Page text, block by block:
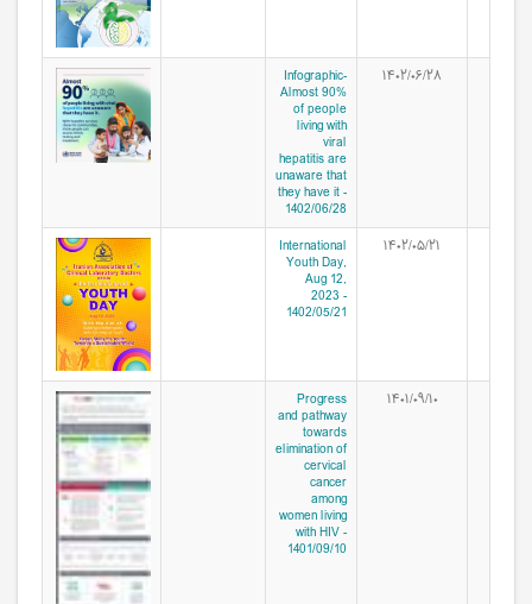
۱۴۰۲/۰۶/۲۸ Infographic-
Almost 90%
of people
living with
viral
hepatitis are
unaware that
they have it -
1402/06/28
۱۴۰۲/۰۵/۲۱
International
Youth Day,
Aug 12,
2023 -
1402/05/21
۱۴۰۱/۰۹/۱۰ Progress
and pathway
towards
elimination of
cervical
cancer
among
women living
with HIV -
1401/09/10